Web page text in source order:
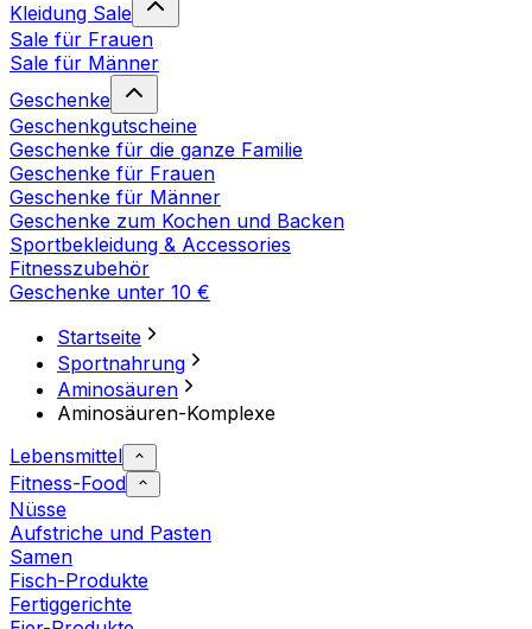
Kleidung Sale
Sale für Frauen
Sale für Männer
Geschenke
Geschenkgutscheine
Geschenke für die ganze Familie
Geschenke für Frauen
Geschenke für Männer
Geschenke zum Kochen und Backen
Sportbekleidung & Accessories
Fitnesszubehör
Geschenke unter 10 €
Startseite
Sportnahrung
Aminosäuren
Aminosäuren-Komplexe
Lebensmittel
Fitness-Food
Nüsse
Aufstriche und Pasten
Samen
Fisch-Produkte
Fertiggerichte